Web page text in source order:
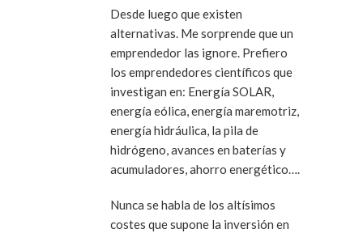
Desde luego que existen
alternativas. Me sorprende que un
emprendedor las ignore. Prefiero
los emprendedores científicos que
investigan en: Energía SOLAR,
energía eólica, energía maremotriz,
energía hidráulica, la pila de
hidrógeno, avances en baterías y
acumuladores, ahorro energético….
Nunca se habla de los altísimos
costes que supone la inversión en